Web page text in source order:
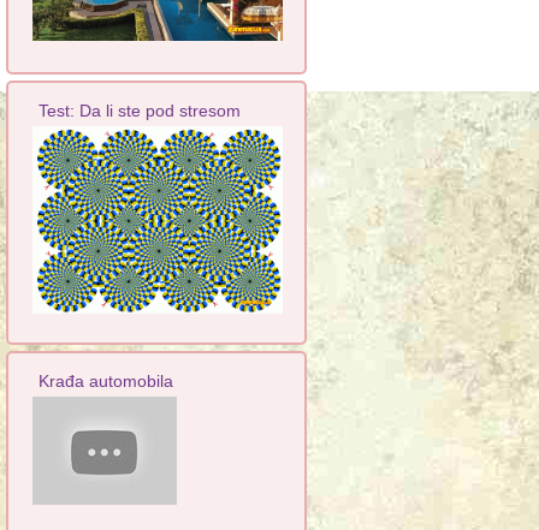
Test: Da li ste pod stresom
Krađa automobila